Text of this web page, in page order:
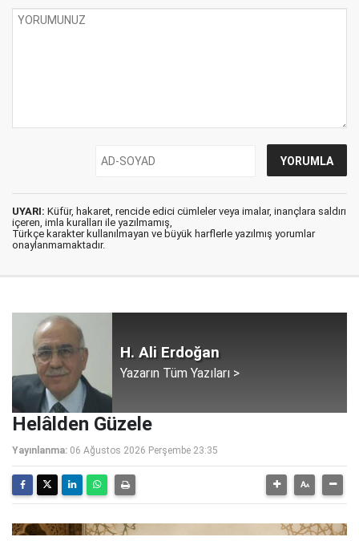
UYARI: Küfür, hakaret, rencide edici cümleler veya imalar, inançlara saldırı
içeren, imla kuralları ile yazılmamış,
Türkçe karakter kullanılmayan ve büyük harflerle yazılmış yorumlar
onaylanmamaktadır.
H. Ali Erdoğan
Yazarın Tüm Yazıları >
Helâlden Güzele
Yayınlanma: 06 Ağustos 2026 Perşembe 23:35